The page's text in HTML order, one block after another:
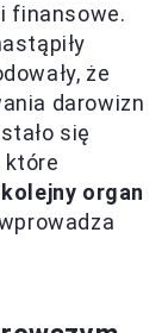
finansowe.
że
darowizn
się
które
kolejny organ